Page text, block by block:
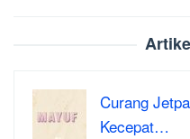
Curang
Kecepat…